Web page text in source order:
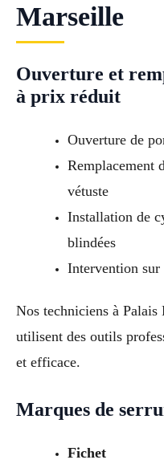
Marseille
Ouverture et
à prix réduit
Ouverture de
Remplacement
vétuste
Installation de
blindées
Intervention sur
Nos techniciens à
utilisent des outils
et efficace.
Marques de
Fichet